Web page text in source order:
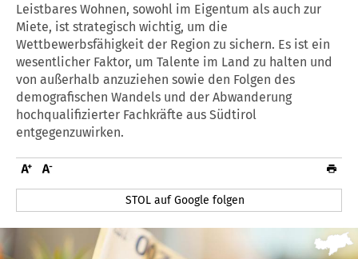
Leistbares Wohnen, sowohl im Eigentum als auch zur
Miete, ist strategisch wichtig, um die
Wettbewerbsfähigkeit der Region zu sichern. Es ist ein
wesentlicher Faktor, um Talente im Land zu halten und
von außerhalb anzuziehen sowie den Folgen des
demografischen Wandels und der Abwanderung
hochqualifizierter Fachkräfte aus Südtirol
entgegenzuwirken.
STOL auf Google folgen